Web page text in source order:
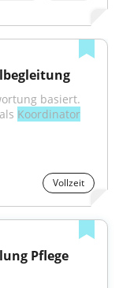
basiert.
als Koordinator
Vollzeit
Pflege